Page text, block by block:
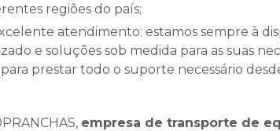
regiões do país;
e soluções sob medida para as suas
prestar todo o suporte necessário
empresa de transporte de